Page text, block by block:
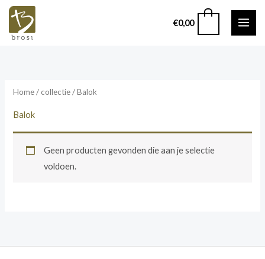
Ga
naar
€0,00
Home/ collectie / Balok
Balok
Geen producten gevonden die aan je selectie
voldoen.